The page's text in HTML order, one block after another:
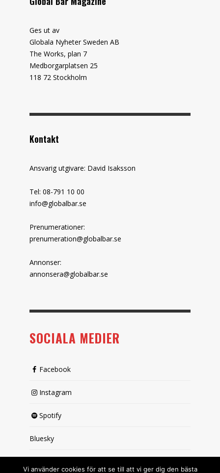
Ges ut av
Globala Nyheter Sweden AB
The Works, plan 7
Medborgarplatsen 25
118 72 Stockholm
Kontakt
Ansvarig utgivare: David Isaksson
Tel: 08-791 10 00
info@globalbar.se
Prenumerationer:
prenumeration@globalbar.se
Annonser:
annonsera@globalbar.se
SOCIALA MEDIER
Facebook
Instagram
Spotify
Bluesky
Vi använder cookies för att se till att vi ger dig den bästa